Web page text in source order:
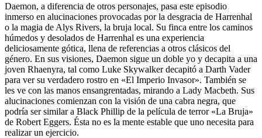
Daemon, a diferencia de otros personajes, pasa este episodio
inmerso en alucinaciones provocadas por la desgracia de Harrenhal
o la magia de Alys Rivers, la bruja local. Su finca entre los caminos
húmedos y desolados de Harrenhal es una experiencia
deliciosamente gótica, llena de referencias a otros clásicos del
género. En sus visiones, Daemon sigue un doble yo y decapita a una
joven Rhaenyra, tal como Luke Skywalker decapitó a Darth Vader
para ver su verdadero rostro en «El Imperio Invasor». También se
les ve con las manos ensangrentadas, mirando a Lady Macbeth. Sus
alucinaciones comienzan con la visión de una cabra negra, que
podría ser similar a Black Phillip de la película de terror «La Bruja»
de Robert Eggers. Ésta no es la mente estable que uno necesita para
realizar un ejercicio.